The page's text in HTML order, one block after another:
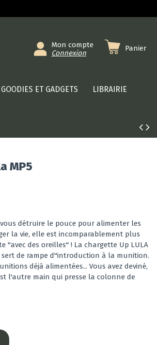
Mon compte
Connexion
Panier
GOODIES ET GADGETS
LIBRAIRIE
MP5
vous détruire le pouce pour alimenter les
la vie, elle est incomparablement plus
des oreilles" ! La chargette Up LULA
de rampe d''introduction à la munition.
déjà alimentées... Vous avez deviné,
l'autre main qui presse la colonne de